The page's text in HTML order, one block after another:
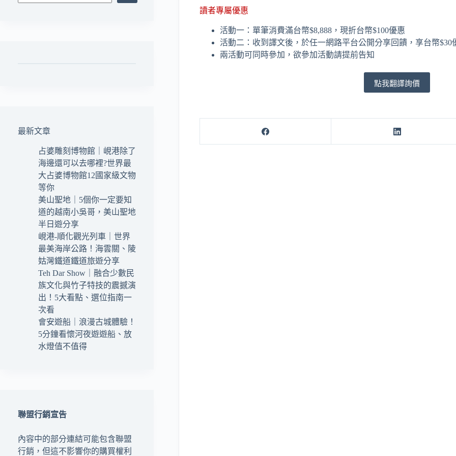
讀者專屬優惠
活動一：單筆消費滿台幣$8,888，現折台幣$100優惠
活動二：收到譯文後，於任一網路平台公開分享回饋，享台幣$30
兩活動可同時參加，欲參加活動請提前告知
點我翻譯詢價
最新文章
占婆雕刻博物館｜峴港除了
海邊還可以去哪裡?世界最
大占婆博物館12國家級文物
等你
美山聖地｜5個你一定要知
道的越南小吳哥，美山聖地
半日遊分享
峴港-順化觀光列車｜世界
最美海岸公路！海雲關、陵
姑灣鐵道鐵道旅遊分享
Teh Dar Show｜融合少數民
族文化與竹子特技的震撼演
出！5大看點、選位指南一
次看
會安遊船｜浪漫古城體驗！
5分鐘看懷河夜遊遊船、放
水燈值不值得
聯盟行銷宣告
內容中的部分連結可能包含聯盟
行銷，但這不影響你的購買權利